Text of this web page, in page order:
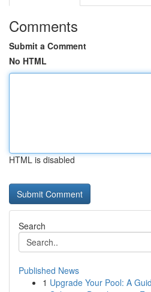
Comments
Submit a Comment
No HTML
HTML is disabled
Search
Published News
1 Upgrade Your Pool: A